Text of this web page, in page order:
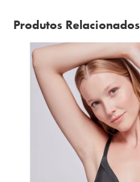
Produtos Relacionados